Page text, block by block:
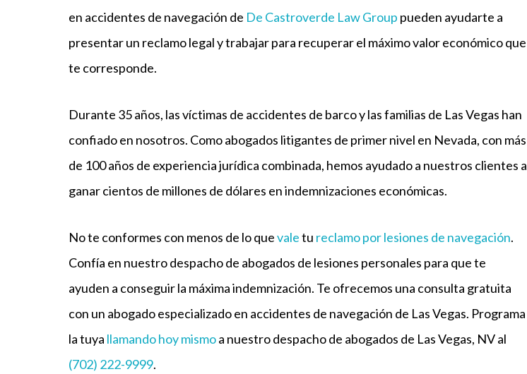
en accidentes de navegación de De Castroverde Law Group pueden ayudarte a
presentar un reclamo legal y trabajar para recuperar el máximo valor económico que
te corresponde.
Durante 35 años, las víctimas de accidentes de barco y las familias de Las Vegas han
confiado en nosotros. Como abogados litigantes de primer nivel en Nevada, con más
de 100 años de experiencia jurídica combinada, hemos ayudado a nuestros clientes a
ganar cientos de millones de dólares en indemnizaciones económicas.
No te conformes con menos de lo quevaletu reclamo por lesiones de navegación.
Confía en nuestro despacho de abogados de lesiones personales para que te
ayuden a conseguir la máxima indemnización. Te ofrecemos una consulta gratuita
con un abogado especializado en accidentes de navegación de Las Vegas. Programa
la tuya llamando hoy mismoa nuestro despacho de abogados de Las Vegas, NV al
(702) 222-9999.